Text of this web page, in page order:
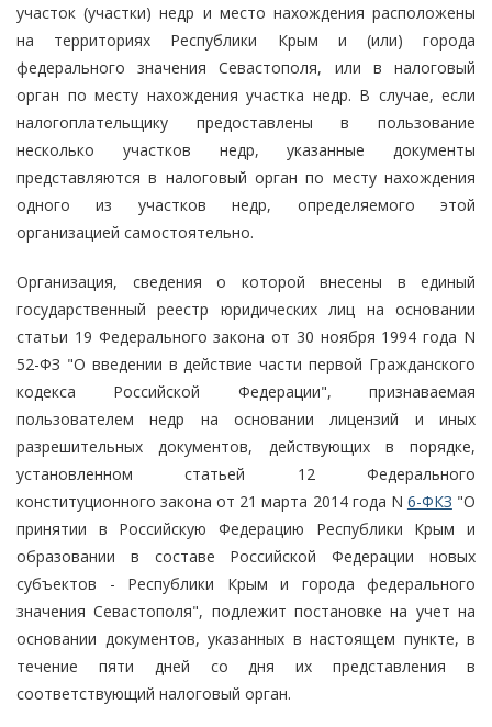
участок (участки) недр и место нахождения расположены
на территориях Республики Крым и (или) города
федерального значения Севастополя, или в налоговый
орган по месту нахождения участка недр. В случае, если
налогоплательщику предоставлены в пользование
несколько участков недр, указанные документы
представляются в налоговый орган по месту нахождения
одного из участков недр, определяемого этой
организацией самостоятельно.
Организация, сведения о которой внесены в единый
государственный реестр юридических лиц на основании
статьи 19 Федерального закона от 30 ноября 1994 года N
52-ФЗ "О введении в действие части первой Гражданского
кодекса Российской Федерации", признаваемая
пользователем недр на основании лицензий и иных
разрешительных документов, действующих в порядке,
установленном статьей 12 Федерального
конституционного закона от 21 марта 2014 года N 6-ФКЗ "О
принятии в Российскую Федерацию Республики Крым и
образовании в составе Российской Федерации новых
субъектов - Республики Крым и города федерального
значения Севастополя", подлежит постановке на учет на
основании документов, указанных в настоящем пункте, в
течение пяти дней со дня их представления в
соответствующий налоговый орган.